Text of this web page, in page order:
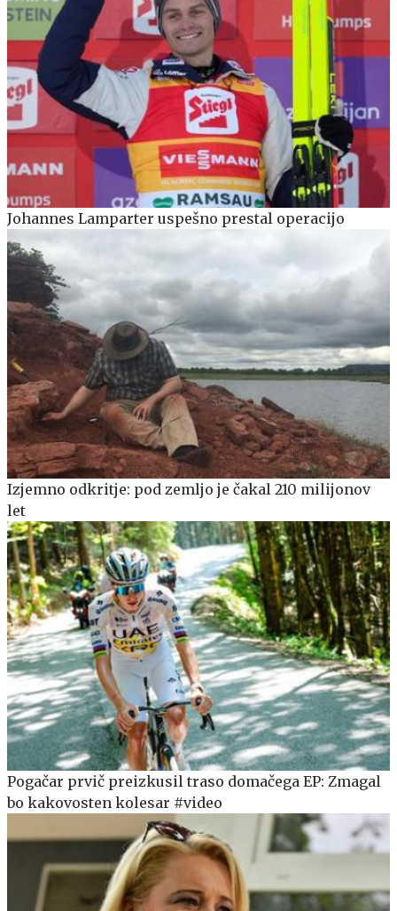
Johannes Lamparter uspešno prestal operacijo
Izjemno odkritje: pod zemljo je čakal 210 milijonov
let
Pogačar prvič preizkusil traso domačega EP: Zmagal
bo kakovosten kolesar #video